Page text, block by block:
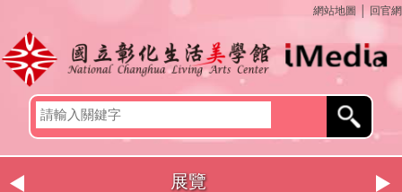
網站地圖 回官網
展覽